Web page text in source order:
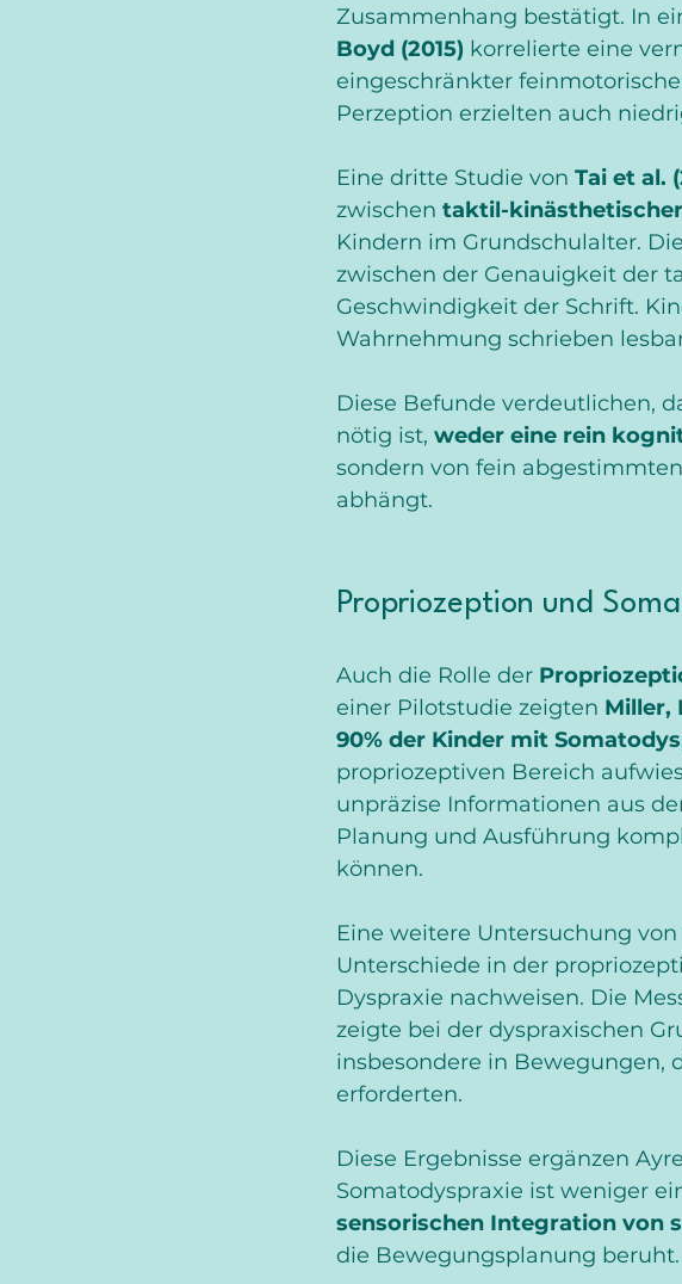
Zusammenhang bestätigt. In
Boyd (2015) korrelierte eine
eingeschränkter
Perzeption erzielten auch
Eine dritte Studie von Tai et al.
zwischen taktil-
Kindern im Grundschulalter.
zwischen der Genauigkeit der
Geschwindigkeit der Schrift.
Wahrnehmung schrieben
Diese Befunde verdeutlichen,
nötig ist, weder eine rein
sondern von fein
abhängt.
Propriozeption und
Auch die Rolle der
einer Pilotstudie zeigten Miller,
90% der Kinder mit
propriozeptiven Bereich
unpräzise Informationen aus
Planung und Ausführung
können.
Eine weitere Untersuchung von
Unterschiede in der
Dyspraxie nachweisen. Die
zeigte bei der dyspraxischen
insbesondere in Bewegungen,
erforderten.
Diese Ergebnisse ergänzen
Somatodyspraxie ist weniger
sensorischen Integration von
die Bewegungsplanung beruht.